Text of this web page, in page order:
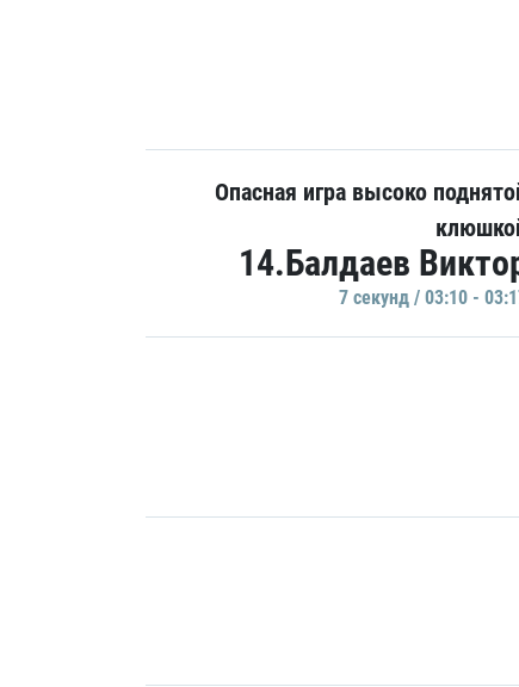
Опасная игра высоко
14.Балдаев
7 секунд / 03:10 -